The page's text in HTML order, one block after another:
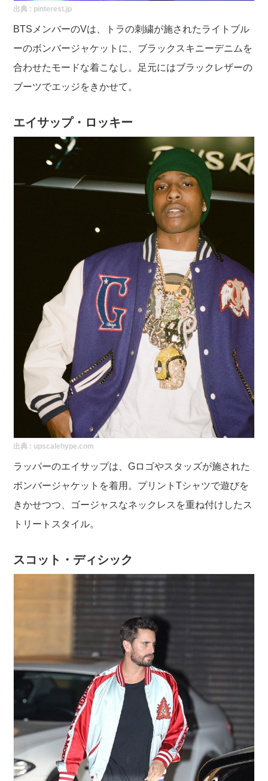
出典 : pinterest.jp
BTSメンバーのVは、トラの刺繍が施されたライトブル
ーのボンバージャケットに、ブラックスキニーデニムを
合わせたモードな着こなし。足元にはブラックレザーの
ブーツでエッジをきかせて。
エイサップ・ロッキー
出典 : upscalehype.com
ラッパーのエイサップは、Gロゴやスタッズが施された
ボンバージャケットを着用。プリントTシャツで遊びを
きかせつつ、ゴージャスなネックレスを重ね付けしたス
トリートスタイル。
スコット・ディシック